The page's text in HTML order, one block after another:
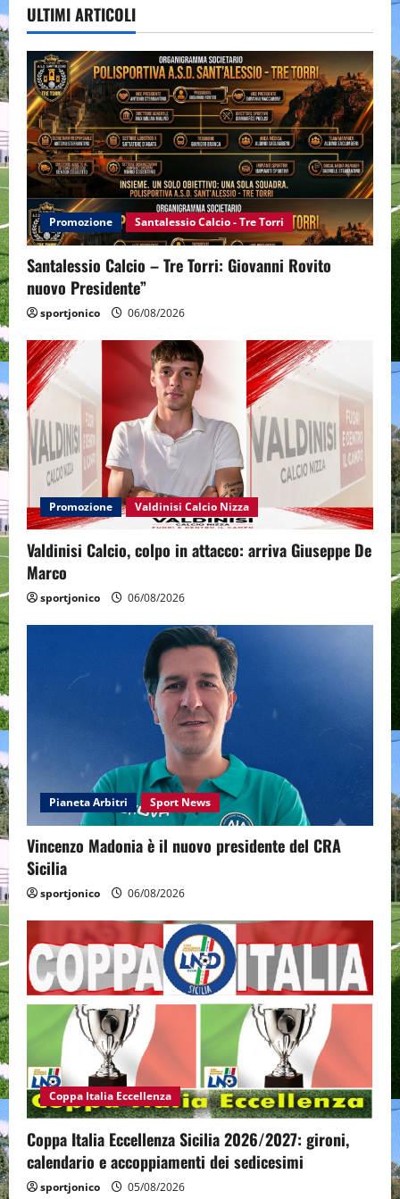
ULTIMI ARTICOLI
Promozione Santalessio Calcio - Tre Torri
Santalessio Calcio – Tre Torri: Giovanni Rovito
nuovo Presidente”
sportjonico 06/08/2026
Promozione Valdinisi Calcio Nizza
Valdinisi Calcio, colpo in attacco: arriva Giuseppe De
Marco
sportjonico 06/08/2026
Pianeta Arbitri Sport News
Vincenzo Madonia è il nuovo presidente del CRA
Sicilia
sportjonico 06/08/2026
Coppa Italia Eccellenza
Coppa Italia Eccellenza Sicilia 2026/2027: gironi,
calendario e accoppiamenti dei sedicesimi
sportjonico 05/08/2026